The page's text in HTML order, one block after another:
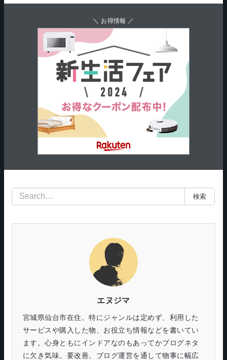
＼ お得情報 ／
索
検索
エヌジマ
宮城県仙台市在住。特にジャンルは定めず、利用した
サービスや購入した物、お役立ち情報などを書いてい
ます。心身ともにインドアなのもあってかブログネタ
に欠き気味。要改善。ブログ運営を通して物事に幅広